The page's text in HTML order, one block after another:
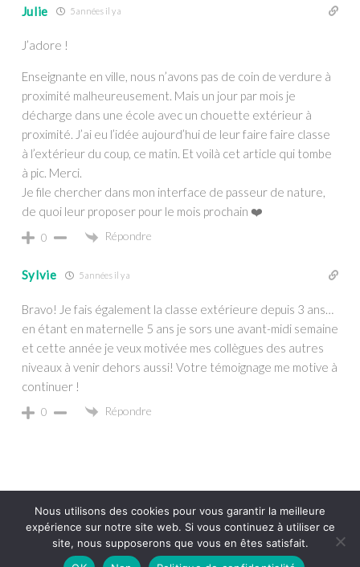
Julie 5 années il y a
J’adore !
Enseignante en ville, nous n’avons pas de coin de verdure à
proximité malheureusement. Mais un jour par mois je
décharge dans une école avec un chouette extérieur à
proximité. J’ai eu l’idée aujourd’hui de leur faire faire classe
à l’extérieur du coup, ce matin. Et voilà cet article qui tombe
à pic. Merci.
Je file chercher dans mon interface de passeur de nature,
de quoi leur proposer pour le mois prochain ❤️
0 Répondre
Sylvie 5 années il y a
Bravo! Je fais également la classe extérieure depuis 3 ans…
en étant en maternelle 5 ans je sors une avant-midi semaine
et cette année je veux motivée mes collègues des autres
niveaux à venir dehors aussi! Votre témoignage me motive à
continuer !
0 Répondre
© 2026 Eveil et Nature
5
Nous utilisons des cookies pour vous garantir la meilleure
expérience sur notre site web. Si vous continuez à utiliser ce
site, nous supposerons que vous en êtes satisfait.